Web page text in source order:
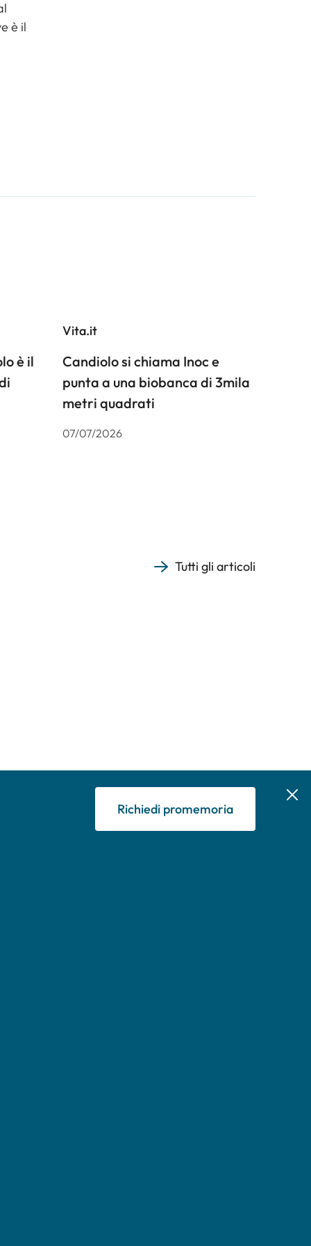
è il
è il
Vita.it
Candiolo si chiama Inoc e
punta a una biobanca di 3mila
metri quadrati
07/07/2026
Tutti gli articoli
Richiedi promemoria